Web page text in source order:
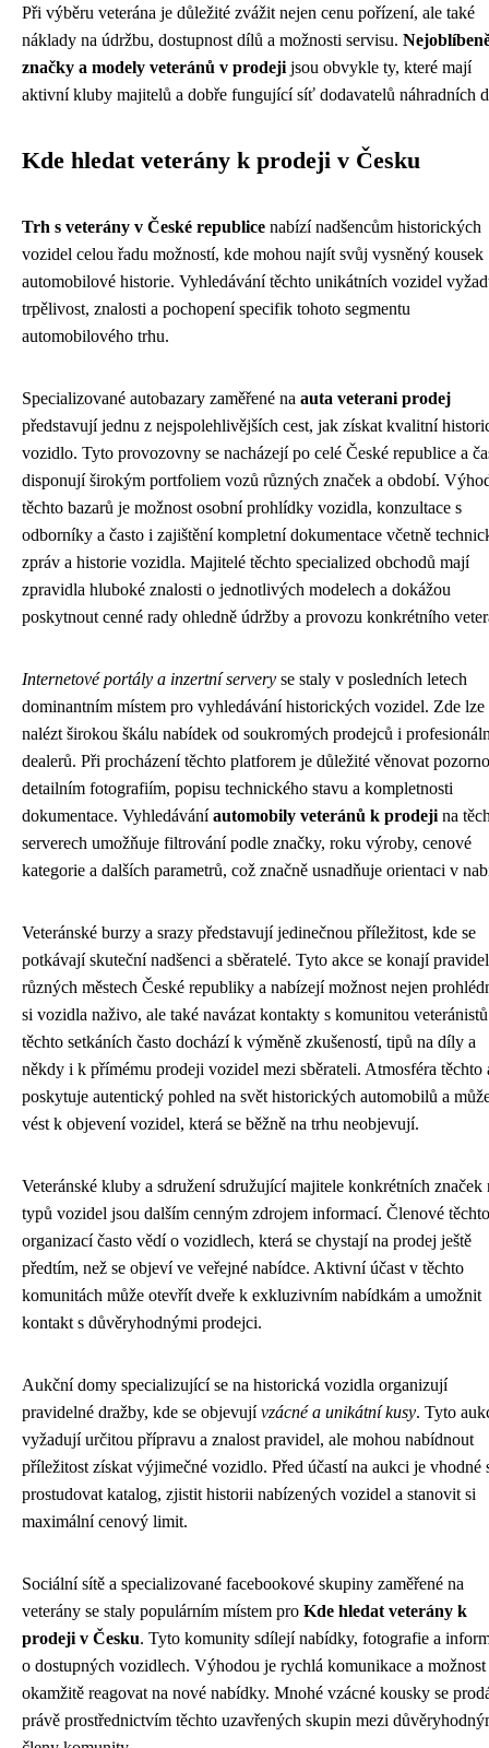
Při výběru veterána je důležité zvážit nejen cenu pořízení, ale také
náklady na údržbu, dostupnost dílů a možnosti servisu.
značky a modely veteránů v prodeji jsou obvykle ty, které mají
aktivní kluby majitelů a dobře fungující síť dodavatelů náhradních
Kde hledat veterány k prodeji v Česku
Trh s veterány v České republice nabízí nadšencům historických
vozidel celou řadu možností, kde mohou najít svůj vysněný kousek
automobilové historie. Vyhledávání těchto unikátních vozidel
trpělivost, znalosti a pochopení specifik tohoto segmentu
automobilového trhu.
Specializované autobazary zaměřené na auta veterani prodej
představují jednu z nejspolehlivějších cest, jak získat kvalitní
vozidlo. Tyto provozovny se nacházejí po celé České republice a
disponují širokým portfoliem vozů různých značek a období.
těchto bazarů je možnost osobní prohlídky vozidla, konzultace s
odborníky a často i zajištění kompletní dokumentace včetně
zpráv a historie vozidla. Majitelé těchto specialized obchodů mají
zpravidla hluboké znalosti o jednotlivých modelech a dokážou
poskytnout cenné rady ohledně údržby a provozu konkrétního
Internetové portály a inzertní servery se staly v posledních letech
dominantním místem pro vyhledávání historických vozidel. Zde lze
nalézt širokou škálu nabídek od soukromých prodejců i
dealerů. Při procházení těchto platforem je důležité věnovat
detailním fotografiím, popisu technického stavu a kompletnosti
dokumentace. Vyhledáváníautomobily veteránů k prodeji na
serverech umožňuje filtrování podle značky, roku výroby, cenové
kategorie a dalších parametrů, což značně usnadňuje orientaci v
Veteránské burzy a srazy představují jedinečnou příležitost, kde se
potkávají skuteční nadšenci a sběratelé. Tyto akce se konají
různých městech České republiky a nabízejí možnost nejen
si vozidla naživo, ale také navázat kontakty s komunitou
těchto setkáních často dochází k výměně zkušeností, tipů na díly a
někdy i k přímému prodeji vozidel mezi sběrateli. Atmosféra těchto
poskytuje autentický pohled na svět historických automobilů a
vést k objevení vozidel, která se běžně na trhu neobjevují.
Veteránské kluby a sdružení sdružující majitele konkrétních značek
typů vozidel jsou dalším cenným zdrojem informací. Členové těchto
organizací často vědí o vozidlech, která se chystají na prodej ještě
předtím, než se objeví ve veřejné nabídce. Aktivní účast v těchto
komunitách může otevřít dveře k exkluzivním nabídkám a umožnit
kontakt s důvěryhodnými prodejci.
Aukční domy specializující se na historická vozidla organizují
pravidelné dražby, kde se objevujívzácné a unikátní kusy. Tyto
vyžadují určitou přípravu a znalost pravidel, ale mohou nabídnout
příležitost získat výjimečné vozidlo. Před účastí na aukci je vhodné
prostudovat katalog, zjistit historii nabízených vozidel a stanovit si
maximální cenový limit.
Sociální sítě a specializované facebookové skupiny zaměřené na
veterány se staly populárním místem pro Kde hledat veterány k
prodeji v Česku. Tyto komunity sdílejí nabídky, fotografie a
o dostupných vozidlech. Výhodou je rychlá komunikace a možnost
okamžitě reagovat na nové nabídky. Mnohé vzácné kousky se
právě prostřednictvím těchto uzavřených skupin mezi